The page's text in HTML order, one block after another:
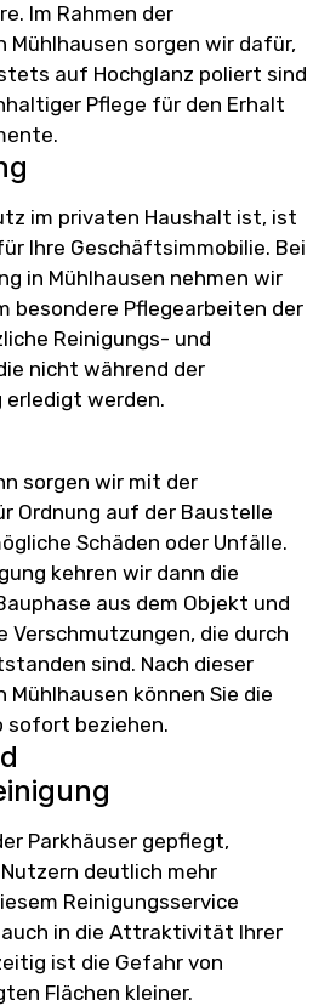
Im Rahmen der
Mühlhausen sorgen wir dafür,
auf Hochglanz poliert sind
Pflege für den Erhalt
im privaten Haushalt ist, ist
Ihre Geschäftsimmobilie. Bei
in Mühlhausen nehmen wir
besondere Pflegearbeiten der
Reinigungs- und
nicht während der
werden.
sorgen wir mit der
Ordnung auf der Baustelle
Schäden oder Unfälle.
kehren wir dann die
aus dem Objekt und
Verschmutzungen, die durch
sind. Nach dieser
Mühlhausen können Sie die
sofort beziehen.
Parkhäuser gepflegt,
deutlich mehr
Reinigungsservice
in die Attraktivität Ihrer
ist die Gefahr von
Flächen kleiner.